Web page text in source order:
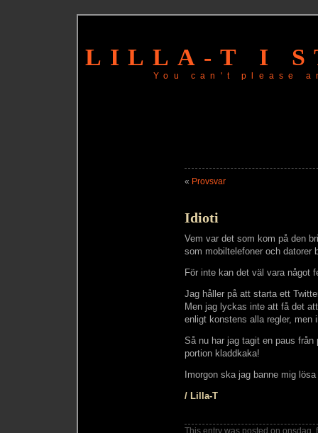
LILLA-T I
You can't please
« Provsvar
Idioti
Vem var det som kom på den
som mobiltelefoner och datorer
För inte kan det väl vara något
Jag håller på att starta ett
Men jag lyckas inte att få det
enligt konstens alla regler, men
Så nu har jag tagit en paus
portion kladdkaka!
Imorgon ska jag banne mig
/ Lilla-T
This entry was posted on